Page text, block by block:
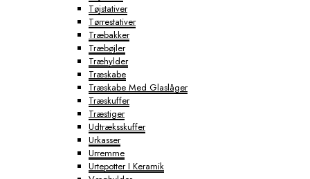
Tøjstativer
Tørrestativer
Træbakker
Træbøjler
Træhylder
Træskabe
Træskabe Med Glaslåger
Træskuffer
Træstiger
Udtræksskuffer
Urkasser
Urremme
Urtepotter I Keramik